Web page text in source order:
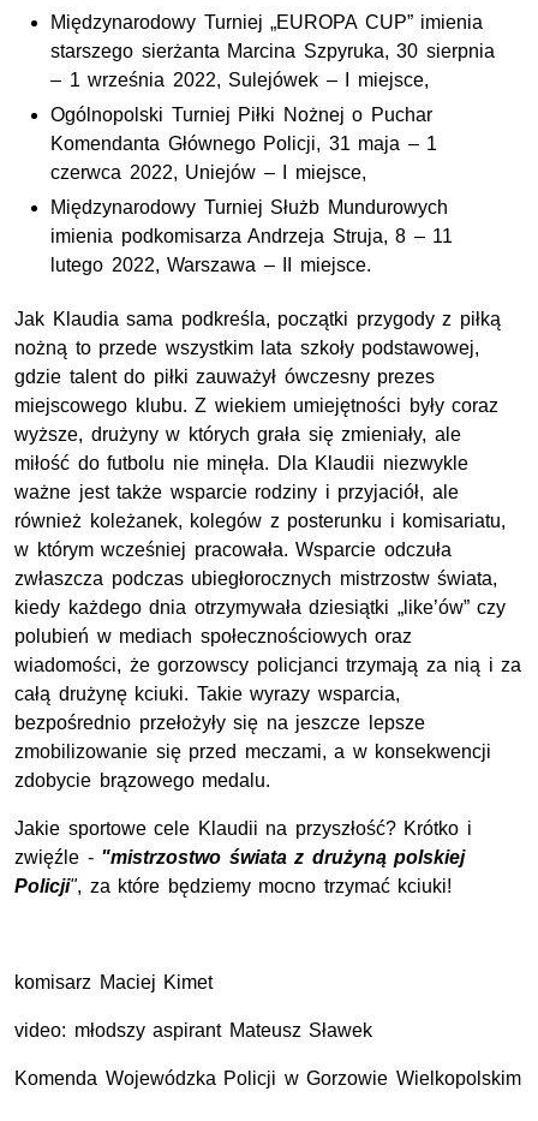
Międzynarodowy Turniej „EUROPA CUP” imienia
starszego sierżanta Marcina Szpyruka, 30 sierpnia
– 1 września 2022, Sulejówek – I miejsce,
Ogólnopolski Turniej Piłki Nożnej o Puchar
Komendanta Głównego Policji, 31 maja – 1
czerwca 2022, Uniejów – I miejsce,
Międzynarodowy Turniej Służb Mundurowych
imienia podkomisarza Andrzeja Struja, 8 – 11
lutego 2022, Warszawa – II miejsce.
Jak Klaudia sama podkreśla, początki przygody z piłką
nożną to przede wszystkim lata szkoły podstawowej,
gdzie talent do piłki zauważył ówczesny prezes
miejscowego klubu. Z wiekiem umiejętności były coraz
wyższe, drużyny w których grała się zmieniały, ale
miłość do futbolu nie minęła. Dla Klaudii niezwykle
ważne jest także wsparcie rodziny i przyjaciół, ale
również koleżanek, kolegów z posterunku i komisariatu,
w którym wcześniej pracowała. Wsparcie odczuła
zwłaszcza podczas ubiegłorocznych mistrzostw świata,
kiedy każdego dnia otrzymywała dziesiątki „like’ów” czy
polubień w mediach społecznościowych oraz
wiadomości, że gorzowscy policjanci trzymają za nią i za
całą drużynę kciuki. Takie wyrazy wsparcia,
bezpośrednio przełożyły się na jeszcze lepsze
zmobilizowanie się przed meczami, a w konsekwencji
zdobycie brązowego medalu.
Jakie sportowe cele Klaudii na przyszłość? Krótko i
zwięźle - "mistrzostwo świata z drużyną polskiej
Policji", za które będziemy mocno trzymać kciuki!
komisarz Maciej Kimet
video: młodszy aspirant Mateusz Sławek
Komenda Wojewódzka Policji w Gorzowie Wielkopolskim